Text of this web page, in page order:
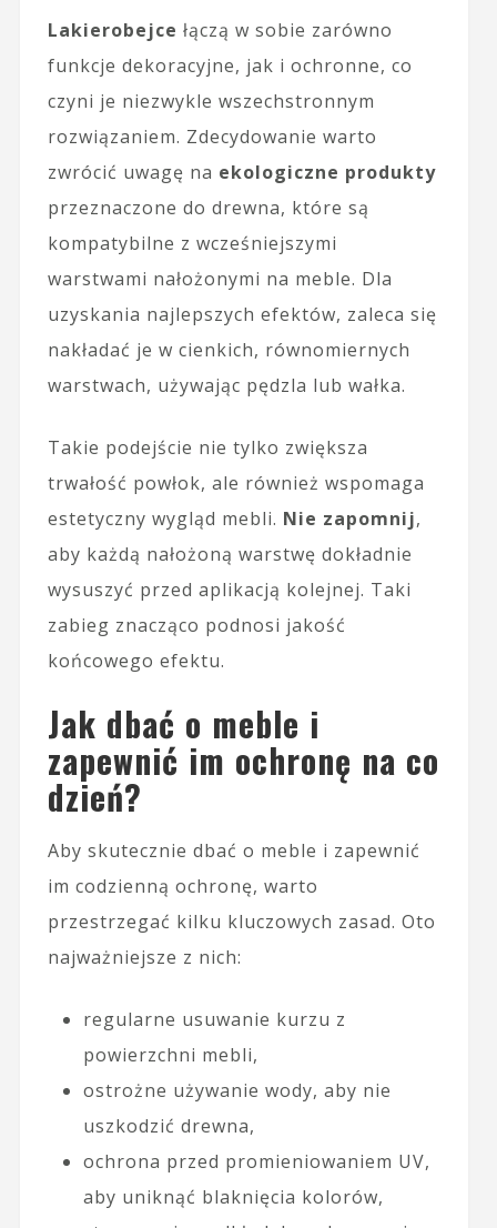
Lakierobejce łączą w sobie zarówno
funkcje dekoracyjne, jak i ochronne, co
czyni je niezwykle wszechstronnym
rozwiązaniem. Zdecydowanie warto
zwrócić uwagę na ekologiczne produkty
przeznaczone do drewna, które są
kompatybilne z wcześniejszymi
warstwami nałożonymi na meble. Dla
uzyskania najlepszych efektów, zaleca się
nakładać je w cienkich, równomiernych
warstwach, używając pędzla lub wałka.
Takie podejście nie tylko zwiększa
trwałość powłok, ale również wspomaga
estetyczny wygląd mebli. Nie zapomnij,
aby każdą nałożoną warstwę dokładnie
wysuszyć przed aplikacją kolejnej. Taki
zabieg znacząco podnosi jakość
końcowego efektu.
Jak dbać o meble i
zapewnić im ochronę na co
dzień?
Aby skutecznie dbać o meble i zapewnić
im codzienną ochronę, warto
przestrzegać kilku kluczowych zasad. Oto
najważniejsze z nich:
regularne usuwanie kurzu z
powierzchni mebli,
ostrożne używanie wody, aby nie
uszkodzić drewna,
ochrona przed promieniowaniem UV,
aby uniknąć blaknięcia kolorów,